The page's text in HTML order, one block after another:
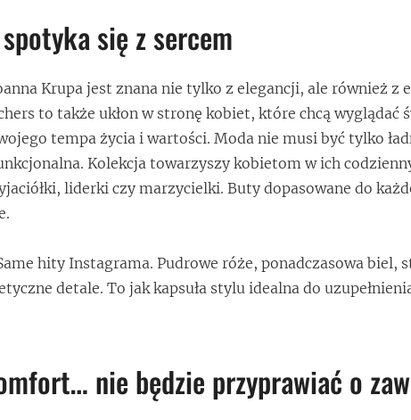
się z sercem
Krupa jest znana nie tylko z elegancji, ale również z
to także ukłon w stronę kobiet, które chcą wyglądać
tempa życia i wartości. Moda nie musi być tylko
Kolekcja towarzyszy kobietom w ich
liderki czy marzycielki. Buty dopasowane do
hity Instagrama. Pudrowe róże, ponadczasowa biel,
detale. To jak kapsuła stylu idealna do
nie będzie przyprawiać o